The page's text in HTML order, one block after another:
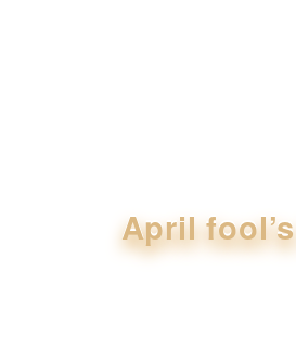
April